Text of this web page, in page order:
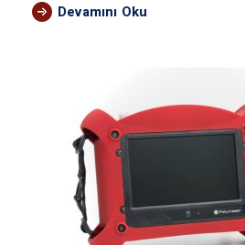
Devamını Oku